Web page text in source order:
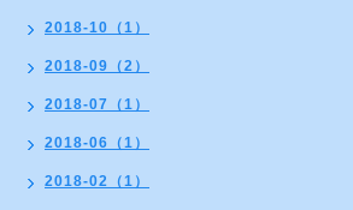
2018-10（1）
2018-09（2）
2018-07（1）
2018-06（1）
2018-02（1）